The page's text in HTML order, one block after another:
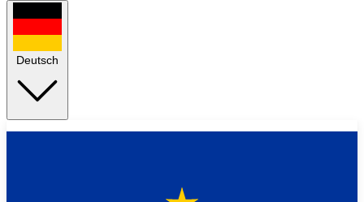
Deutsch